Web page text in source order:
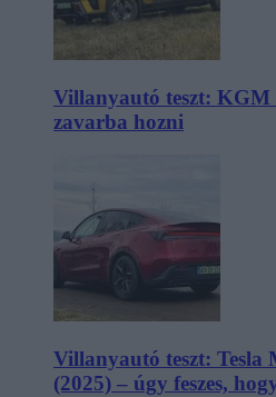
Villanyautó teszt: KGM
zavarba hozni
Villanyautó teszt: Tesla
(2025) – úgy feszes,